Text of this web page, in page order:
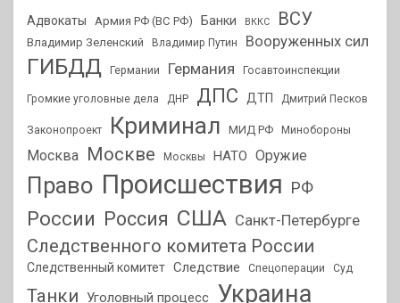
Адвокаты Армия РФ (ВС РФ) Банки ВККС ВСУ
Владимир Зеленский Владимир Путин Вооруженных сил
ГИБДД Германии Германия Госавтоинспекции
Громкие уголовные дела ДНР ДПС ДТП Дмитрий Песков
Законопроект Криминал МИД РФ Минобороны
Москва Москве Москвы НАТО Оружие
Право Происшествия РФ
России Россия США Санкт-Петербурге
Следственного комитета России
Следственный комитет Следствие Спецоперации Суд
Танки Уголовный процесс Украина